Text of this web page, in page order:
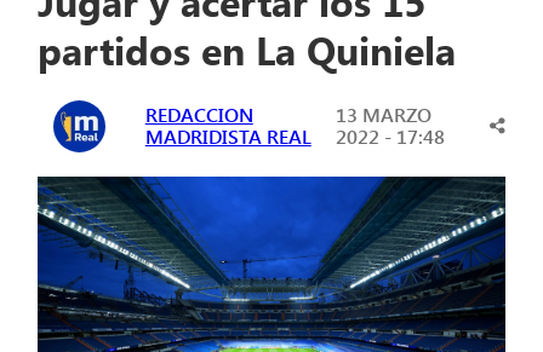
partidos en La Quiniela
REDACCION
MADRIDISTA REAL
13 MARZO
2022 - 17:48